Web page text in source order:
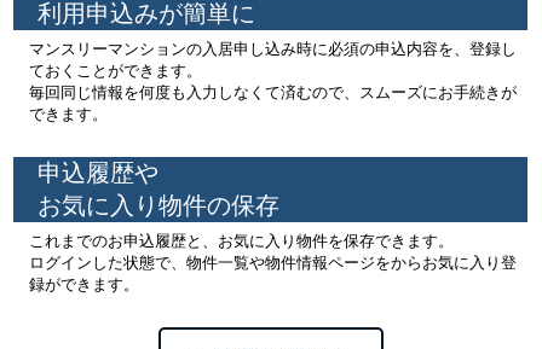
利用申込みが簡単に
マンスリーマンションの入居申し込み時に必須の申込内容を、登録し
ておくことができます。
毎回同じ情報を何度も入力しなくて済むので、スムーズにお手続きが
できます。
申込履歴や
お気に入り物件の保存
これまでのお申込履歴と、お気に入り物件を保存できます。
ログインした状態で、物件一覧や物件情報ページをからお気に入り登
録ができます。